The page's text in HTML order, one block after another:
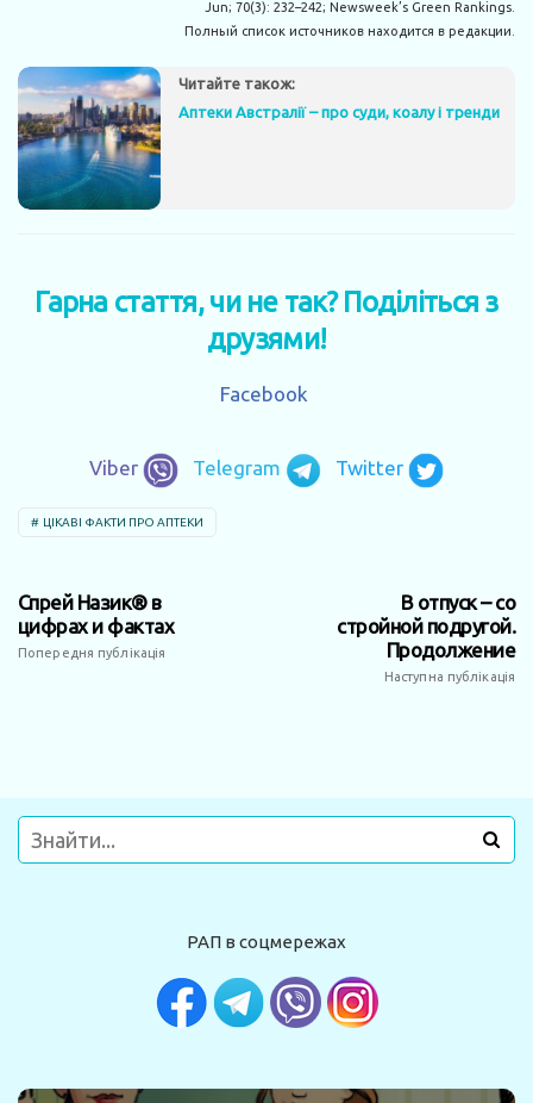
Jun; 70(3): 232–242; Newsweek’s Green Rankings.
Полный список источников находится в редакции.
Читайте також:
Аптеки Австралії – про суди, коалу і тренди
Гарна стаття, чи не так? Поділіться з
друзями!
Facebook
Viber Telegram Twitter
ЦІКАВІ ФАКТИ ПРО АПТЕКИ
Спрей Назик® в
цифрах и фактах
Попередня публікація
В отпуск – со
стройной подругой.
Продолжение
Наступна публікація
РАП в соцмережах